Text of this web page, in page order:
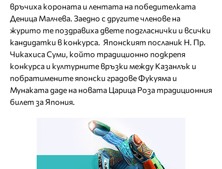
връчиха короната и лентата на победителката
Деница Малчева. Заедно с другите членове на
журито те поздравиха двете подгласнички и всички
кандидатки в конкурса. Японският посланик Н. Пр.
Чикахиса Суми, който традиционно подкрепя
конкурса и културните връзки между Казанлък и
побратимените японски градове Фукуяма и
Мунаката даде на новата Царица Роза традиционния
билет за Япония.